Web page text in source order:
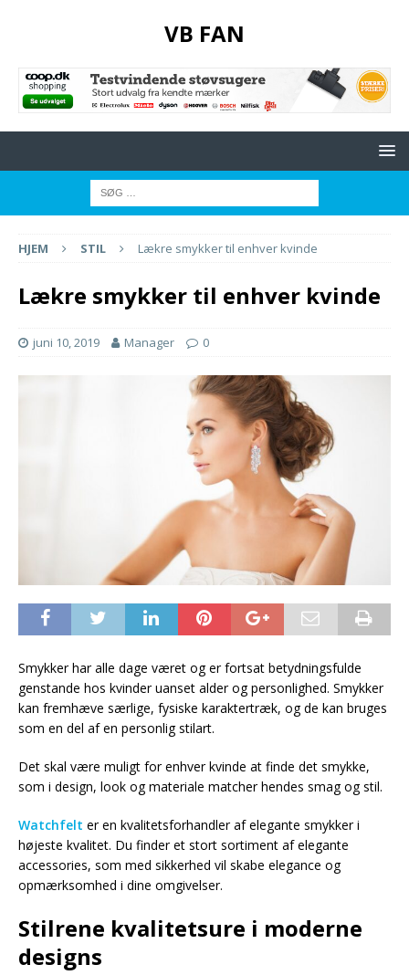
VB FAN
HJEM STIL Lækre smykker til enhver kvinde
Lækre smykker til enhver kvinde
juni 10, 2019 Manager 0
Smykker har alle dage været og er fortsat betydningsfulde
genstande hos kvinder uanset alder og personlighed. Smykker
kan fremhæve særlige, fysiske karaktertræk, og de kan bruges
som en del af en personlig stilart.
Det skal være muligt for enhver kvinde at finde det smykke,
som i design, look og materiale matcher hendes smag og stil.
Watchfelt er en kvalitetsforhandler af elegante smykker i
højeste kvalitet. Du finder et stort sortiment af elegante
accessories, som med sikkerhed vil skabe elegance og
opmærksomhed i dine omgivelser.
Stilrene kvalitetsure i moderne
designs